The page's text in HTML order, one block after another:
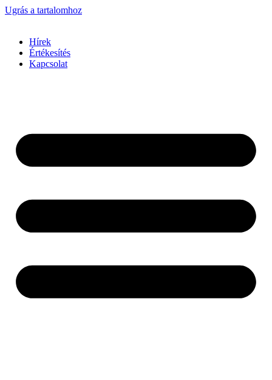
Ugrás a tartalomhoz
Hírek
Értékesítés
Kapcsolat